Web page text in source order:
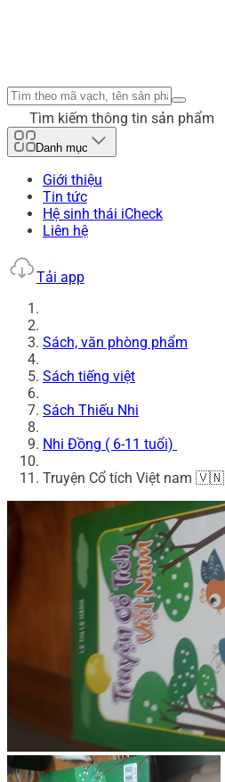
Tìm kiếm thông tin sản phẩm
Danh mục
Giới thiệu
Tin tức
Hệ sinh thái iCheck
Liên hệ
Tải app
Sách, văn phòng phẩm
Sách tiếng việt
Sách Thiếu Nhi
Nhi Đồng ( 6-11 tuổi)
Truyện Cổ tích Việt nam 🇻🇳